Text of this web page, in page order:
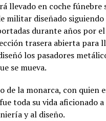
llevado en coche fúnebre
militar diseñado siguiendo
durante años por el
trasera abierta para
los pasadores
se mueva.
de la monarca, con quien
toda su vida aficionado
y al diseño.